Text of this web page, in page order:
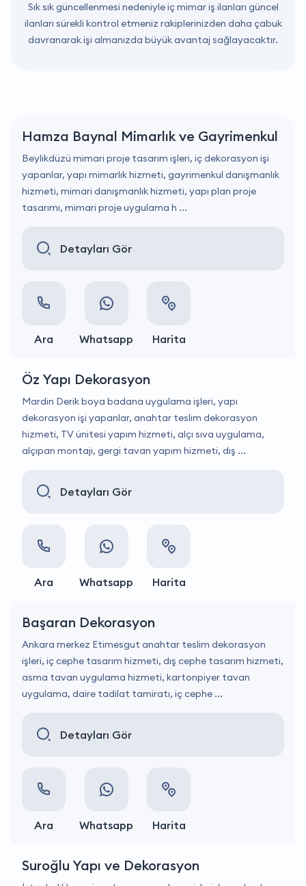
Sık sık güncellenmesi nedeniyle iç mimar iş ilanları güncel
ilanları sürekli kontrol etmeniz rakiplerinizden daha çabuk
davranarak işi almanızda büyük avantaj sağlayacaktır.
Hamza Baynal Mimarlık ve Gayrimenkul
Beylikdüzü mimari proje tasarım işleri, iç dekorasyon işi
yapanlar, yapı mimarlık hizmeti, gayrimenkul danışmanlık
hizmeti, mimari danışmanlık hizmeti, yapı plan proje
tasarımı, mimari proje uygulama h ...
Detayları Gör
Ara Whatsapp Harita
Öz Yapı Dekorasyon
Mardin Derik boya badana uygulama işleri, yapı
dekorasyon işi yapanlar, anahtar teslim dekorasyon
hizmeti, TV ünitesi yapım hizmeti, alçı sıva uygulama,
alçıpan montajı, gergi tavan yapım hizmeti, dış ...
Detayları Gör
Ara Whatsapp Harita
Başaran Dekorasyon
Ankara merkez Etimesgut anahtar teslim dekorasyon
işleri, iç cephe tasarım hizmeti, dış cephe tasarım hizmeti,
asma tavan uygulama hizmeti, kartonpiyer tavan
uygulama, daire tadilat tamiratı, iç cephe ...
Detayları Gör
Ara Whatsapp Harita
Suroğlu Yapı ve Dekorasyon